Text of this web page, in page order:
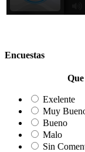
Encuestas
Exelente
Muy
Bueno
Malo
Sin